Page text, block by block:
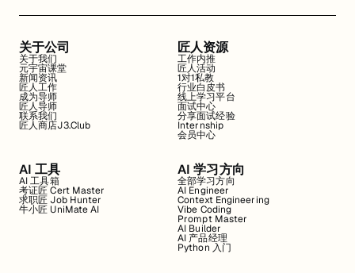
关于公司
关于我们
元宇宙课堂
新闻资讯
匠人工作
成为导师
匠人导师
联系我们
匠人商店J3.Club
匠人资源
工作内推
匠人活动
1对1私教
行业白皮书
线上学习平台
面试中心
分享面试经验
Internship
会员中心
AI 工具
AI 工具箱
考证匠 Cert Master
求职匠 Job Hunter
牛小匠 UniMate AI
AI 学习方向
全部学习方向
AI Engineer
Context Engineering
Vibe Coding
Prompt Master
AI Builder
AI 产品经理
Python 入门